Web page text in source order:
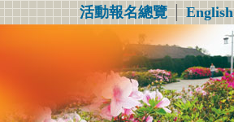
活動報名總覽│English